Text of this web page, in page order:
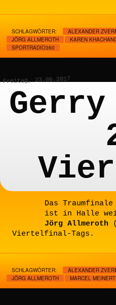
SCHLAGWÖRTER: ALEXANDER
JÖRG ALLMEROTH
KAREN
SPORTRADIO360
Freitag, 23.06.2017
Gerry
Das
ist in Halle
Jörg Allmeroth
Viertelfinal-Tags.
SCHLAGWÖRTER: ALEXANDER
JÖRG ALLMEROTH
MARCEL MEINERT